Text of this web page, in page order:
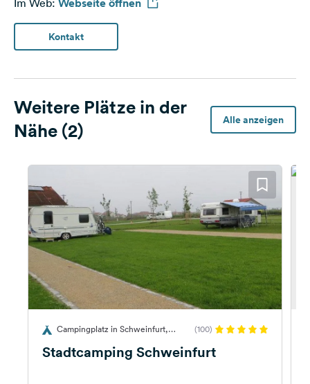
Im Web: Webseite öffnen
Kontakt
Weitere Plätze in der
Nähe (2)
Alle anzeigen
(100)
Stadtcamping Schweinfurt